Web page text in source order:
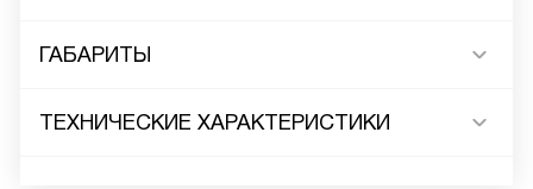
ГАБАРИТЫ
ТЕХНИЧЕСКИЕ ХАРАКТЕРИСТИКИ